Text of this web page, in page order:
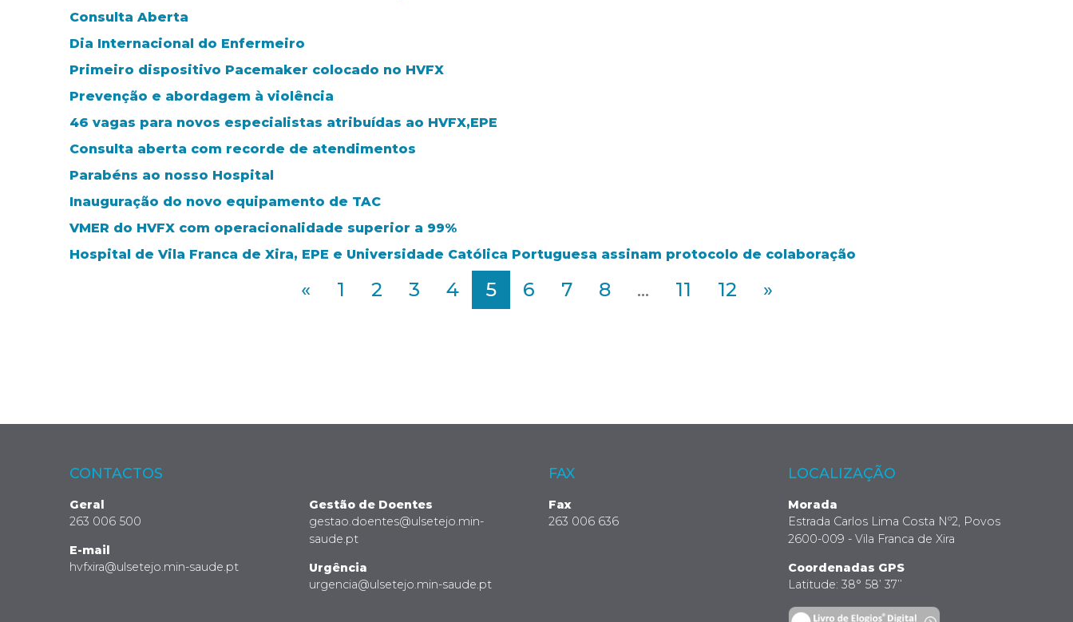
Consulta Aberta
Dia Internacional do Enfermeiro
Primeiro dispositivo Pacemaker colocado no HVFX
Prevenção e abordagem à violência
46 vagas para novos especialistas atribuídas ao HVFX,EPE
Consulta aberta com recorde de atendimentos
Parabéns ao nosso Hospital
Inauguração do novo equipamento de TAC
VMER do HVFX com operacionalidade superior a 99%
Hospital de Vila Franca de Xira, EPE e Universidade Católica Portuguesa assinam protocolo de colaboração
« 1 2 3 4 5 6 7 8 ... 11 12 »
CONTACTOS
Geral
263 006 500
E-mail
hvfxira@ulsetejo.min-saude.pt
Gestão de Doentes
gestao.doentes@ulsetejo.min-
saude.pt
Urgência
urgencia@ulsetejo.min-saude.pt
FAX
Fax
263 006 636
LOCALIZAÇÃO
Morada
Estrada Carlos Lima Costa Nº2, Povos
2600-009 - Vila Franca de Xira
Coordenadas GPS
Latitude: 38° 58’ 37’’